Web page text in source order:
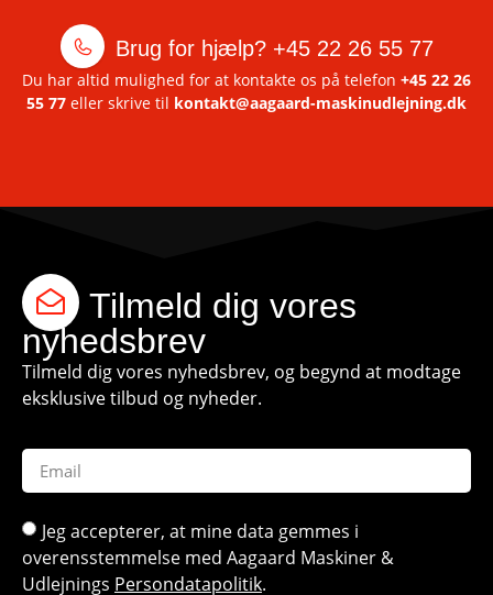
Brug for hjælp? +45 22 26 55 77
Du har altid mulighed for at kontakte os på telefon +45 22 26
55 77 eller skrive til kontakt@aagaard-maskinudlejning.dk
Tilmeld dig vores
nyhedsbrev
Tilmeld dig vores nyhedsbrev, og begynd at modtage
eksklusive tilbud og nyheder.
Jeg accepterer, at mine data gemmes i
overensstemmelse med Aagaard Maskiner &
Udlejnings Persondatapolitik.